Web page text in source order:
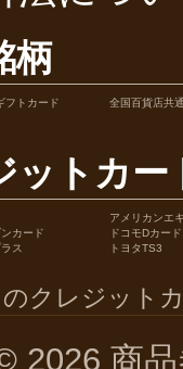
柄
フトカード 全国百貨店共
ットカー
アメリカンエ
カード
ドコモDカード
ス トヨタTS3
クレジット
2026 商